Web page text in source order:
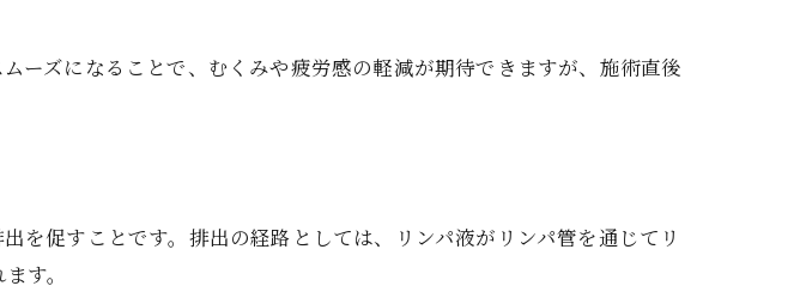
ーズになることで、むくみや疲労感の軽減が期待できますが、施術直後
を促すことです。排出の経路としては、リンパ液がリンパ管を通じてリ
す。